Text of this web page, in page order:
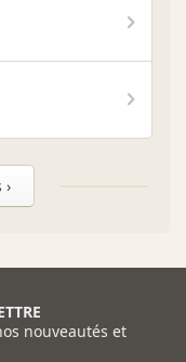
nouveautés et